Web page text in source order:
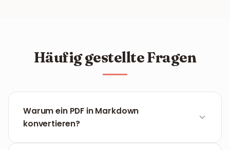
Häufig gestellte Fragen
Warum ein PDF in Markdown
konvertieren?